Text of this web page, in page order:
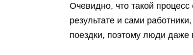
Очевидно, что такой
результате и сами
поездки, поэтому люди